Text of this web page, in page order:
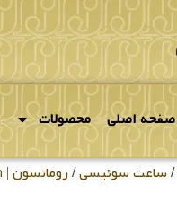
صفحه اصلی محصولات
/ساعت سوئیسی/رومانسون | Romanson